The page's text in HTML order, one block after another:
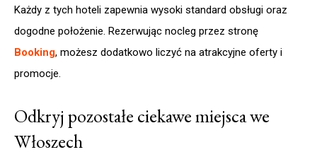
Każdy z tych hoteli zapewnia wysoki standard obsługi oraz
dogodne położenie. Rezerwując nocleg przez stronę
Booking, możesz dodatkowo liczyć na atrakcyjne oferty i
promocje.
Odkryj pozostałe ciekawe miejsca we
Włoszech